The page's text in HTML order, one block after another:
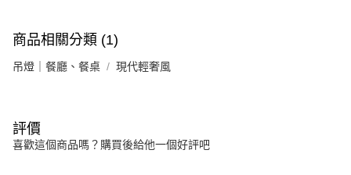
商品相關分類 (1)
吊燈｜餐廳、餐桌 現代輕奢風
評價
喜歡這個商品嗎？購買後給他一個好評吧